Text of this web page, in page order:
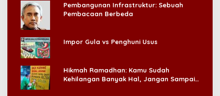
Pembangunan Infrastruktur: Sebuah
Pembacaan Berbeda
Impor Gula vs Penghuni Usus
Hikmah Ramadhan: Kamu Sudah
Kehilangan Banyak Hal, Jangan Sampai